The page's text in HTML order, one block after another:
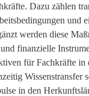
Dazu zählen
und
werden diese
finanzielle
für Fachkräfte
Wissenstransfer
in den